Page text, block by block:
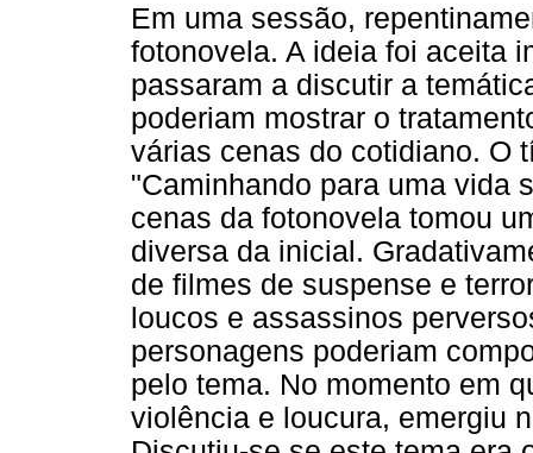
Em uma sessão,
fotonovela. A ideia foi aceita
passaram a discutir a
poderiam mostrar o
várias cenas do cotidiano. O
"Caminhando para uma vida
cenas da fotonovela tomou
diversa da inicial.
de filmes de suspense e
loucos e assassinos
personagens poderiam
pelo tema. No momento em
violência e loucura, emergiu